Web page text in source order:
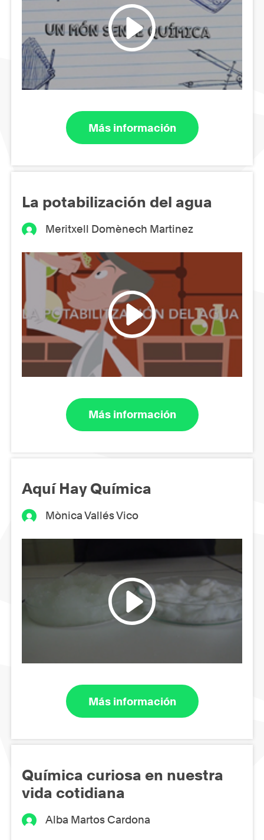
Más información
La potabilización del agua
Meritxell Domènech Martinez
Más información
Aquí Hay Química
Mònica Vallés Vico
Más información
Química curiosa en nuestra
vida cotidiana
Alba Martos Cardona